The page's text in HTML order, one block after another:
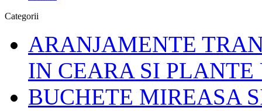
Categorii
ARANJAMENTE
IN CEARA SI PLANTE
BUCHETE MIREASA